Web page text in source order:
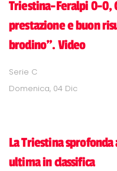
Triestina-Feralpi 0-0,
prestazione e buon
brodino". Video
Serie C
Domenica, 04 Dic
La Triestina sprofonda
ultima in classifica